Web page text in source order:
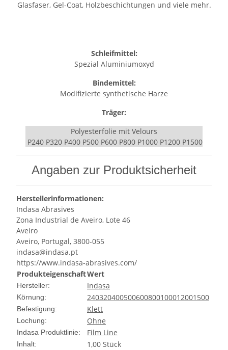
Glasfaser, Gel-Coat, Holzbeschichtungen und viele mehr.
Schleifmittel:
Spezial Aluminiumoxyd
Bindemittel:
Modifizierte synthetische Harze
Träger:
Polyesterfolie mit Velours
P240 P320 P400 P500 P600 P800 P1000 P1200 P1500
Angaben zur Produktsicherheit
Herstellerinformationen:
Indasa Abrasives
Zona Industrial de Aveiro, Lote 46
Aveiro
Aveiro, Portugal, 3800-055
indasa@indasa.pt
https://www.indasa-abrasives.com/
ProdukteigenschaftWert
Hersteller: Indasa
Körnung: 240320400500600800100012001500
Befestigung: Klett
Lochung: Ohne
Indasa Produktlinie: Film Line
Inhalt:
1,00 Stück